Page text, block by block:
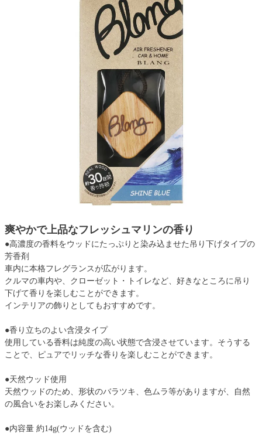
爽やかで上品なフレッシュマリンの香り
●高濃度の香料をウッドにたっぷりと染み込ませた吊り下げタイプの
芳香剤
車内に本格フレグランスが広がります。
クルマの車内や、クローゼット・トイレなど、好きなところに吊り
下げて香りを楽しむことができます。
インテリアの飾りとしてもおすすめです。
●香り立ちのよい含浸タイプ
使用している香料は純度の高い状態で含浸させています。そうする
ことで、ピュアでリッチな香りを楽しむことができます。
●天然ウッド使用
天然ウッドのため、形状のバラツキ、色ムラ等がありますが、自然
の風合いをお楽しみください。
●内容量 約14g(ウッドを含む)